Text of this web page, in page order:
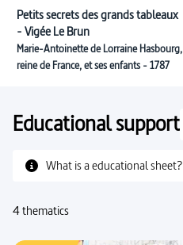
Petits secrets des grands tableaux
- Vigée Le Brun
Marie-Antoinette de Lorraine Hasbourg,
reine de France, et ses enfants - 1787
Educational support
What is a educational sheet?
4 thematics